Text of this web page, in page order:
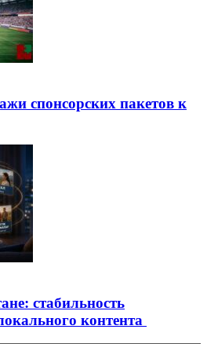
спонсорских пакетов к
стабильность
контента